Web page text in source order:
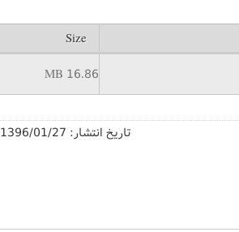
Size
16.86 MB
تاریخ انتشار: 1396/01/27